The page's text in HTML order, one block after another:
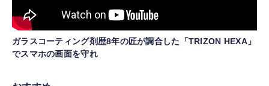
ガラスコーティング剤歴8年の匠が調合した「TRIZON HEXA」
でスマホの画面を守れ